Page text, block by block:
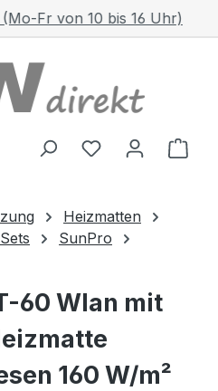
Versand mit DHL ab 100
Heizmatten
SunPro
60 Wlan mit
160 W/m²